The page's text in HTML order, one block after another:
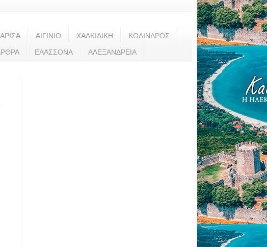
ΑΙΓΙΝΙΟ ΧΑΛΚΙΔΙΚΗ ΚΟΛΙΝΔΡΟΣ
ΕΛΑΣΣΟΝΑ ΑΛΕΞΑΝΔΡΕΙΑ